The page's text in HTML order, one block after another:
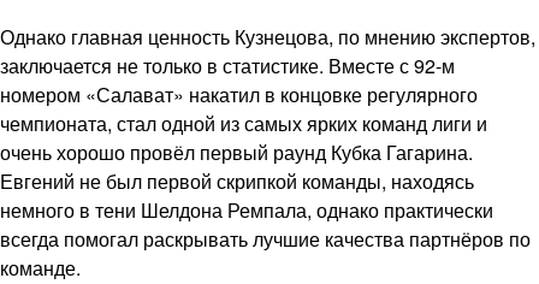
Однако главная ценность Кузнецова, по мнению экспертов,
заключается не только в статистике. Вместе с 92-м
номером «Салават» накатил в концовке регулярного
чемпионата, стал одной из самых ярких команд лиги и
очень хорошо провёл первый раунд Кубка Гагарина.
Евгений не был первой скрипкой команды, находясь
немного в тени Шелдона Ремпала, однако практически
всегда помогал раскрывать лучшие качества партнёров по
команде.